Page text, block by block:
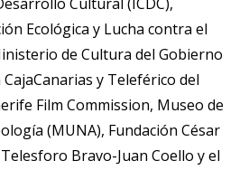
Ecológica y Lucha contra el
de Cultura del Gobierno
y Teleférico del
Film Commission, Museo de
(MUNA), Fundación César
Bravo-Juan Coello y el